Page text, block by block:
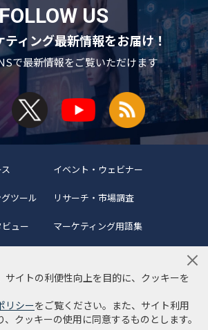
US
ィング最新情報をお届け！
で最新情報をご覧いただけます
イベント・ウェビナー
ツール リサーチ・市場調査
ュー マーケティング用語集
いて 編集ポリシー
サイトマップ
用規約
個人情報保護方針
サイトの利便性向上を目的に、クッキーを
リシーをご覧ください。また、サイト利用
クッキーの使用に同意するものとします。